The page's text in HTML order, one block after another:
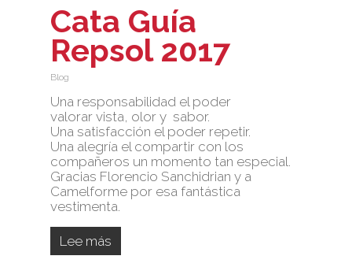
Cata Guía
Repsol 2017
Blog
Una responsabilidad el poder
valorar vista, olor y sabor.
Una satisfacción el poder repetir.
Una alegría el compartir con los
compañeros un momento tan especial.
Gracias Florencio Sanchidrian y a
Camelforme por esa fantástica
vestimenta.
Lee más